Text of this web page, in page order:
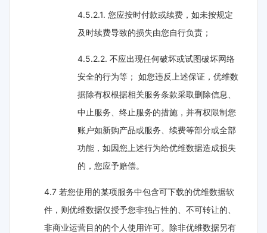
4.5.2.1. 您应按时付款或续费，如未按规定
及时续费导致的损失由您自行负责；
4.5.2.2. 不应出现任何破坏或试图破坏网络
安全的行为等； 如您违反上述保证，优维数
据除有权根据相关服务条款采取删除信息、
中止服务、终止服务的措施，并有权限制您
账户如新购产品或服务、续费等部分或全部
功能，如因您上述行为给优维数据造成损失
的，您应予赔偿。
4.7 若您使用的某项服务中包含可下载的优维数据软
件，则优维数据仅授予您非独占性的、不可转让的、
非商业运营目的的个人使用许可。除非优维数据另有